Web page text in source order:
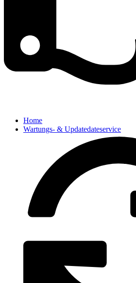
Home
Wartungs- & Updatedateservice